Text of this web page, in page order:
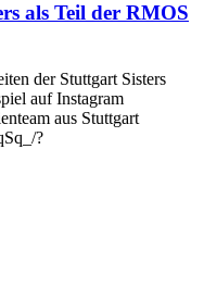
als Teil der RMOS
der Stuttgart Sisters
auf Instagram
aus Stuttgart
?